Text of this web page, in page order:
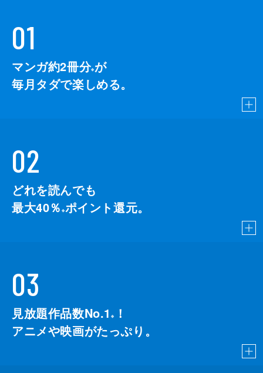
01
マンガ約2冊分※が
毎月タダで楽しめる。
02
どれを読んでも
最大40％ ※ポイント還元。
03
見放題作品数No.1 ※
！
アニメや映画がたっぷり。